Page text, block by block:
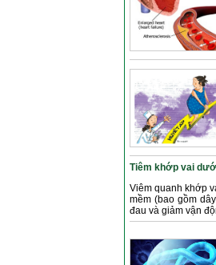
Tiêm khớp vai
Viêm quanh khớp
mềm (bao gồm
đau và giảm vận